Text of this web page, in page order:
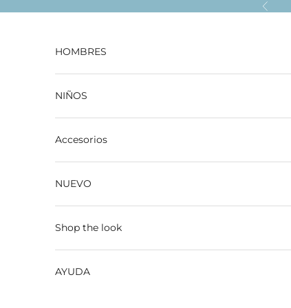
Anterior
HOMBRES
NIÑOS
Accesorios
NUEVO
Shop the look
AYUDA